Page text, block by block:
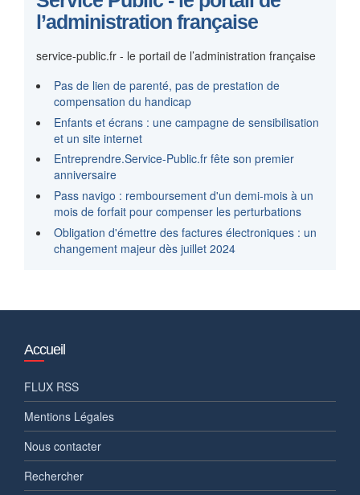
l’administration française
service-public.fr - le portail de l’administration française
Pas de lien de parenté, pas de prestation de
compensation du handicap
Enfants et écrans : une campagne de sensibilisation
et un site internet
Entreprendre.Service-Public.fr fête son premier
anniversaire
Pass navigo : remboursement d'un demi-mois à un
mois de forfait pour compenser les perturbations
Obligation d'émettre des factures électroniques : un
changement majeur dès juillet 2024
Accueil
FLUX RSS
Mentions Légales
Nous contacter
Rechercher